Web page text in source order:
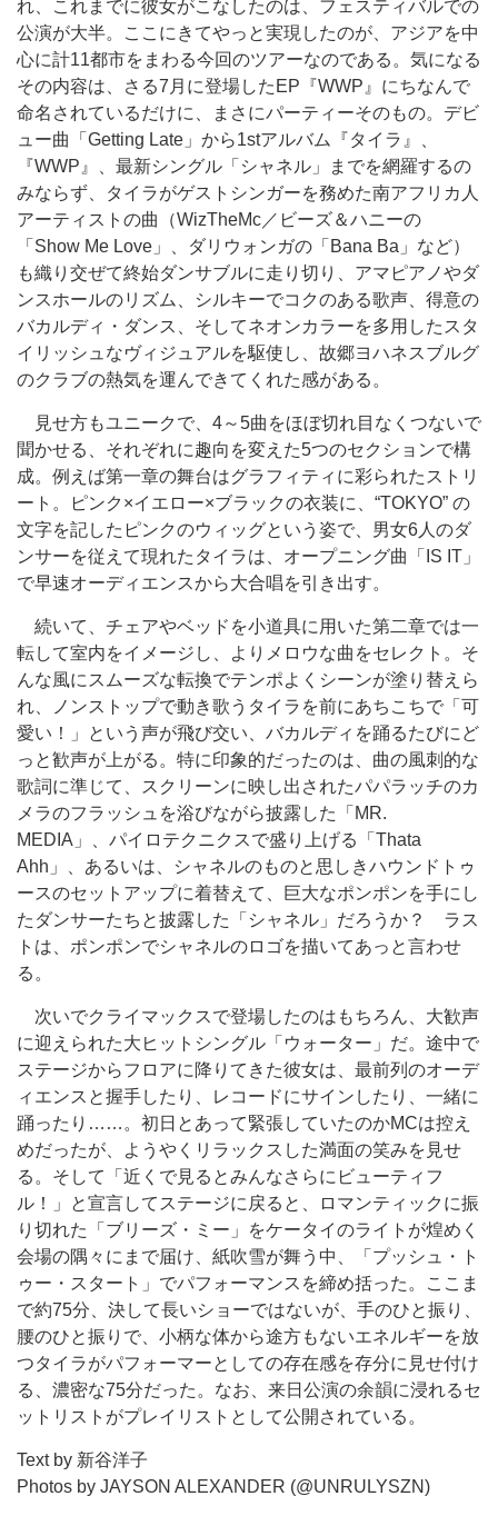
れ、これまでに彼女がこなしたのは、フェスティバルでの
公演が大半。ここにきてやっと実現したのが、アジアを中
心に計11都市をまわる今回のツアーなのである。気になる
その内容は、さる7月に登場したEP『WWP』にちなんで
命名されているだけに、まさにパーティーそのもの。デビ
ュー曲「Getting Late」から1stアルバム『タイラ』、
『WWP』、最新シングル「シャネル」までを網羅するの
みならず、タイラがゲストシンガーを務めた南アフリカ人
アーティストの曲（WizTheMc／ビーズ＆ハニーの
「Show Me Love」、ダリウォンガの「Bana Ba」など）
も織り交ぜて終始ダンサブルに走り切り、アマピアノやダ
ンスホールのリズム、シルキーでコクのある歌声、得意の
バカルディ・ダンス、そしてネオンカラーを多用したスタ
イリッシュなヴィジュアルを駆使し、故郷ヨハネスブルグ
のクラブの熱気を運んできてくれた感がある。
見せ方もユニークで、4～5曲をほぼ切れ目なくつないで
聞かせる、それぞれに趣向を変えた5つのセクションで構
成。例えば第一章の舞台はグラフィティに彩られたストリ
ート。ピンク×イエロー×ブラックの衣装に、“TOKYO” の
文字を記したピンクのウィッグという姿で、男女6人のダ
ンサーを従えて現れたタイラは、オープニング曲「IS IT」
で早速オーディエンスから大合唱を引き出す。
続いて、チェアやベッドを小道具に用いた第二章では一
転して室内をイメージし、よりメロウな曲をセレクト。そ
んな風にスムーズな転換でテンポよくシーンが塗り替えら
れ、ノンストップで動き歌うタイラを前にあちこちで「可
愛い！」という声が飛び交い、バカルディを踊るたびにど
っと歓声が上がる。特に印象的だったのは、曲の風刺的な
歌詞に準じて、スクリーンに映し出されたパパラッチのカ
メラのフラッシュを浴びながら披露した「MR.
MEDIA」、パイロテクニクスで盛り上げる「Thata
Ahh」、あるいは、シャネルのものと思しきハウンドトゥ
ースのセットアップに着替えて、巨大なポンポンを手にし
たダンサーたちと披露した「シャネル」だろうか？ ラス
トは、ポンポンでシャネルのロゴを描いてあっと言わせ
る。
次いでクライマックスで登場したのはもちろん、大歓声
に迎えられた大ヒットシングル「ウォーター」だ。途中で
ステージからフロアに降りてきた彼女は、最前列のオーデ
ィエンスと握手したり、レコードにサインしたり、一緒に
踊ったり……。初日とあって緊張していたのかMCは控え
めだったが、ようやくリラックスした満面の笑みを見せ
る。そして「近くで見るとみんなさらにビューティフ
ル！」と宣言してステージに戻ると、ロマンティックに振
り切れた「ブリーズ・ミー」をケータイのライトが煌めく
会場の隅々にまで届け、紙吹雪が舞う中、「プッシュ・ト
ゥー・スタート」でパフォーマンスを締め括った。ここま
で約75分、決して長いショーではないが、手のひと振り、
腰のひと振りで、小柄な体から途方もないエネルギーを放
つタイラがパフォーマーとしての存在感を存分に見せ付け
る、濃密な75分だった。なお、来日公演の余韻に浸れるセ
ットリストがプレイリストとして公開されている。
Text by 新谷洋子
Photos by JAYSON ALEXANDER (@UNRULYSZN)